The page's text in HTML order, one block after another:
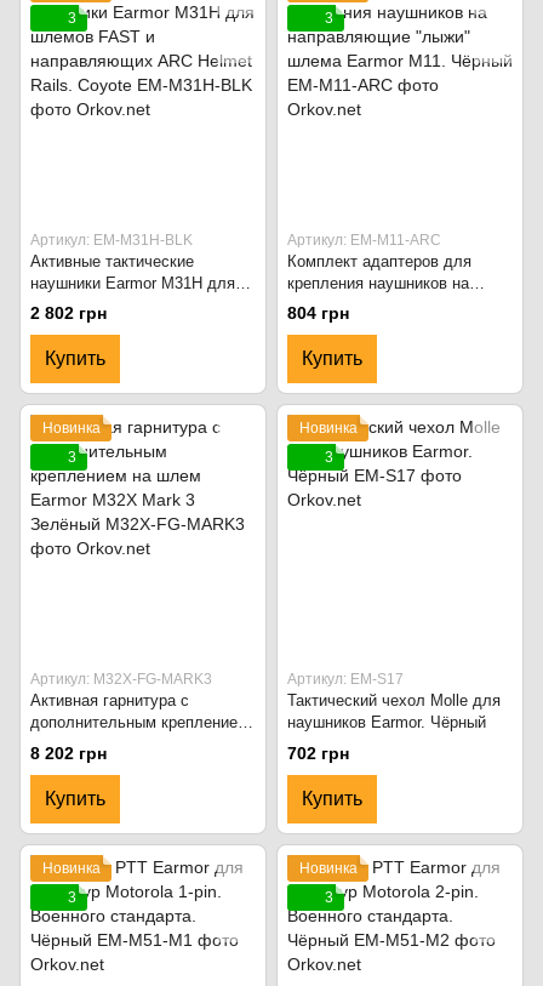
3
Артикул: EM-M31H-BLK
Активные тактические
наушники Earmor M31H для
шлемов FAST и
направляющих ARC Helmet
Rails. Coyote
2 802 грн
Купить
3
Артикул: EM-M11-ARC
Комплект адаптеров для
крепления наушников на
направляющие "лыжи" шлема
Earmor M11. Чёрный
804 грн
Купить
Новинка
3
Артикул: M32X-FG-MARK3
Активная гарнитура с
дополнительным креплением
на шлем Earmor M32X Mark 3
Зелёный
8 202 грн
Купить
Новинка
3
Артикул: EM-S17
Тактический чехол Molle для
наушников Earmor. Чёрный
702 грн
Купить
Новинка
3
Новинка
3